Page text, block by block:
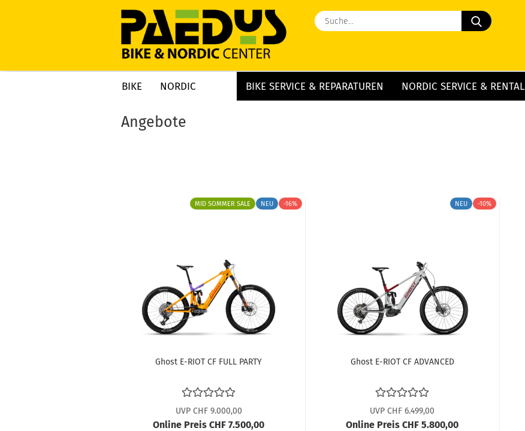
Suche...
BIKE NORDIC BIKE SERVICE & REPARATUREN NORDIC SERVICE & RENTAL
Startseite » Angebote
Angebote
MID SOMMER SALE NEU -16%
Ghost E-RIOT CF FULL PARTY
UVP CHF 9.000,00
Online Preis CHF 7.500,00
NEU -10%
Ghost E-RIOT CF ADVANCED
UVP CHF 6.499,00
Online Preis CHF 5.800,00